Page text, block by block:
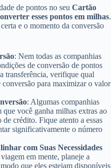
de pontos no seu Cartão
esses pontos em milhas.
e o momento da conversão
: Nem todas as companhias
de conversão de pontos
transferência, verifique qual
conversão para maximizar o valor
: Algumas companhias
que você ganha milhas extras ao
crédito. Fique atento a essas
significativamente o número
com Suas Necessidades
em mente, planeje a
que eles estejam disponíveis